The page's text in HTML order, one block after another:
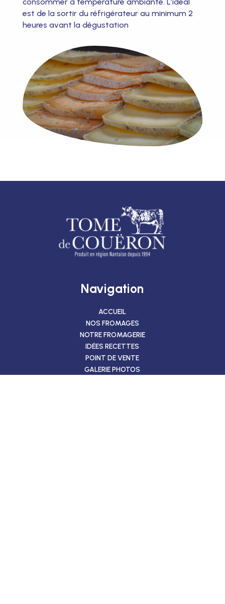
est de la sortir du réfrigérateur au minimum 2
heures avant la dégustation
Navigation
ACCUEIL
NOS FROMAGES
NOTRE FROMAGERIE
IDÉES RECETTES
POINT DE VENTE
GALERIE PHOTOS